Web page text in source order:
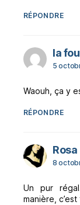
RÉPONDRE
la
5
Waouh, ça y
RÉPONDRE
Rosa
8
Un pur
manière,